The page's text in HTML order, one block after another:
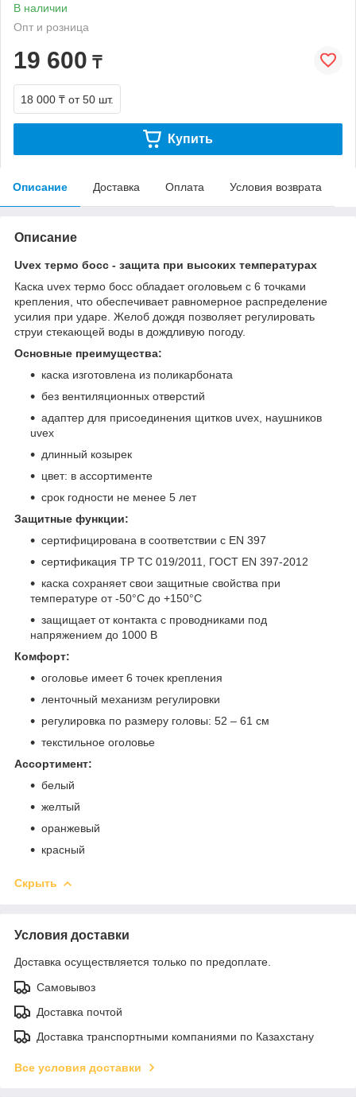
В наличии
Опт и розница
19 600 ₸
18 000 ₸ от 50 шт.
Купить
Описание Доставка Оплата Условия возврата
Описание
Uvex термо босс - защита при высоких температурах
Каска uvex термо босс обладает оголовьем с 6 точками
крепления, что обеспечивает равномерное распределение
усилия при ударе. Желоб дождя позволяет регулировать
струи стекающей воды в дождливую погоду.
Основные преимущества:
каска изготовлена из поликарбоната
без вентиляционных отверстий
адаптер для присоединения щитков uvex, наушников
uvex
длинный козырек
цвет: в ассортименте
срок годности не менее 5 лет
Защитные функции:
сертифицирована в соответствии с EN 397
сертификация ТР ТС 019/2011, ГОСТ EN 397-2012
каска сохраняет свои защитные свойства при
температуре от -50°С до +150°С
защищает от контакта с проводниками под
напряжением до 1000 В
Комфорт:
оголовье имеет 6 точек крепления
ленточный механизм регулировки
регулировка по размеру головы: 52 – 61 см
текстильное оголовье
Ассортимент:
белый
желтый
оранжевый
красный
Скрыть
Условия доставки
Доставка осуществляется только по предоплате.
Самовывоз
Доставка почтой
Доставка транспортными компаниями по Казахстану
Все условия доставки